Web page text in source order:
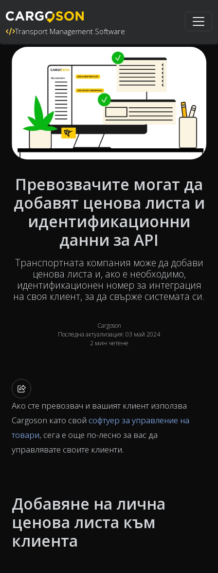
Transport Management Software
Превозвачите могат да
добавят ценова листа и
идентификационни
данни за API
Транспортната компания може да добави
ценова листа и, ако е необходимо,
идентификационен номер за интеграция
на своя клиент, за да свърже системата си.
Cargoson
Последна актуализация: 03 май 2024
2 мин четене
Ако сте превозвач и вашият клиент използва
Cargoson като свой софтуер за управление на
товари, сега е още по-лесно за вас да
управлявате своите клиенти.
Добавяне на лична
ценова листа към
клиента